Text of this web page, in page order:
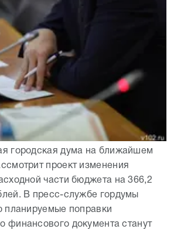
городская дума на ближайшем
проект изменения
части бюджета на 366,2
В пресс-службе гордумы
планируемые поправки
финансового документа станут